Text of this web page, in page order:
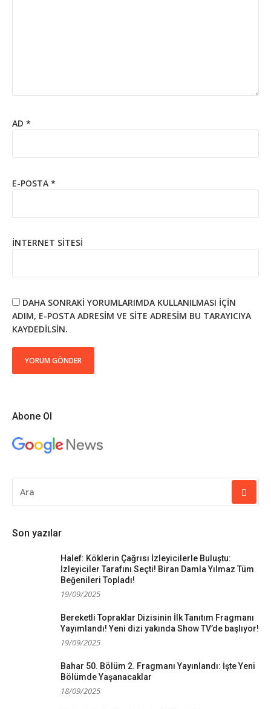
AD *
E-POSTA *
İNTERNET SITESI
DAHA SONRAKI YORUMLARIMDA KULLANILMASI IÇIN
ADIM, E-POSTA ADRESIM VE SITE ADRESIM BU TARAYICIYA
KAYDEDILSIN.
Abone Ol
YAP:
Son yazılar
Halef: Köklerin Çağrısı İzleyicilerle Buluştu:
İzleyiciler Tarafını Seçti! Biran Damla Yılmaz Tüm
Beğenileri Topladı!
19/09/2025
Bereketli Topraklar Dizisinin İlk Tanıtım Fragmanı
Yayımlandı! Yeni dizi yakında Show TV’de başlıyor!
19/09/2025
Bahar 50. Bölüm 2. Fragmanı Yayınlandı: İşte Yeni
Bölümde Yaşanacaklar
18/09/2025